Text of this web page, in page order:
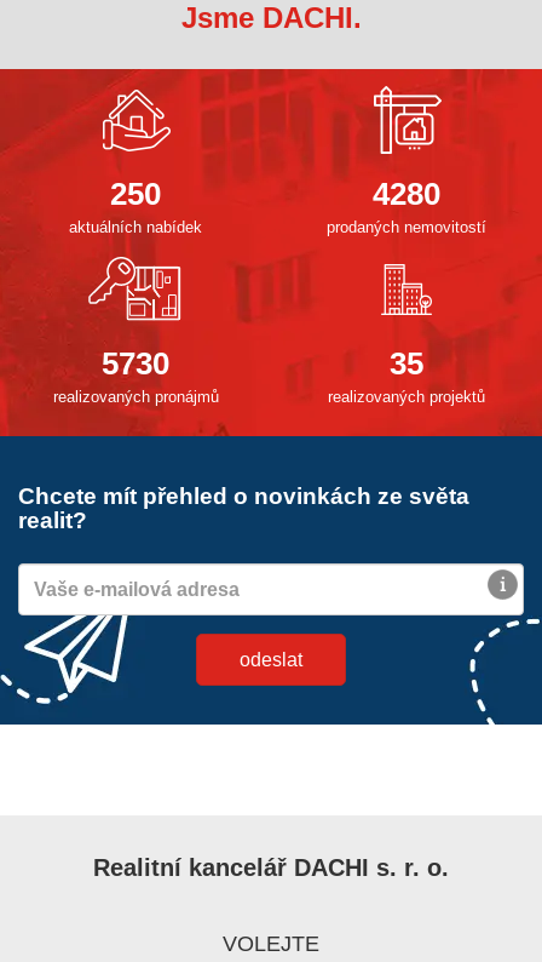
Jsme DACHI.
250
aktuálních nabídek
4280
prodaných nemovitostí
5730
realizovaných pronájmů
35
realizovaných projektů
Chcete mít přehled o novinkách ze světa
realit?
Realitní kancelář DACHI s. r. o.
VOLEJTE